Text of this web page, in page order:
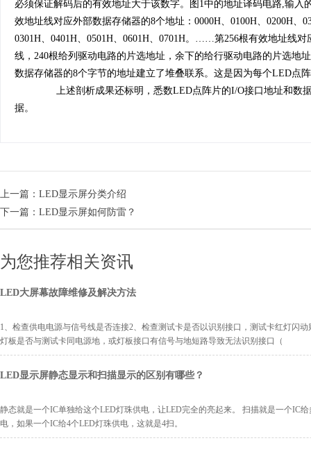
必须保证解码后的有效地址大于该数字。图1中的地址译码电路,输入
效地址线对应外部数据存储器的8个地址：0000H、0100H、0200H、
0301H、0401H、0501H、0601H、0701H。……第256根有效地址线
线，240根给列驱动电路的片选地址，余下的给行驱动电路的片选地
数据存储器的8个字节的地址建立了堆叠联系。这是因为每个LED点
上述剖析成果还标明，悉数LED点阵片的I/O接口地址和数据
据。
上一篇： LED显示屏分类介绍
下一篇： LED显示屏如何防雷？
为您推荐相关资讯
LED大屏幕故障维修及解决方法
1、检查供电电源与信号线是否连接2、检查测试卡是否以识别接口，测试卡红灯闪
灯板是否与测试卡同电源地，或灯板接口有信号与地短路导致无法识别接口（
LED显示屏静态显示和扫描显示的区别有哪些？
静态就是一个IC单独给这个LED灯珠供电，让LED完全的亮起来。 扫描就是一个IC
电，如果一个IC给4个LED灯珠供电，这就是4扫。